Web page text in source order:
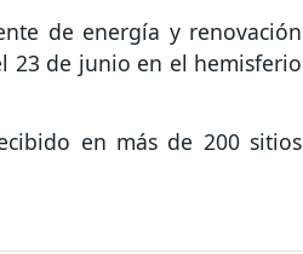
de energía y renovación
23 de junio en el hemisferio
en más de 200 sitios